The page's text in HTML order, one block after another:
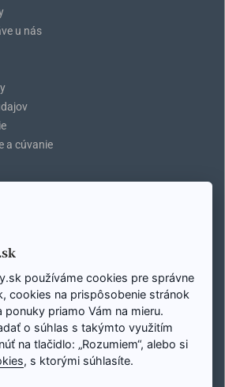
u nás
a cúvanie
228
používáme cookies pre správne
cookies na prispôsobenie stránok
ponuky priamo Vám na mieru.
o súhlas s takýmto využitím
na tlačidlo: „Rozumiem“, alebo si
, s ktorými súhlasíte.